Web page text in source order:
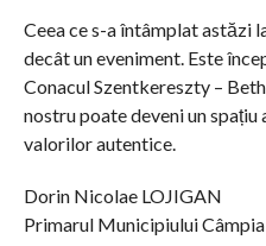
Ceea ce s-a întâmplat astăzi
decât un eveniment. Este
Conacul Szentkereszty –
nostru poate deveni un
valorilor autentice.
Dorin Nicolae LOJIGAN
Primarul Municipiului